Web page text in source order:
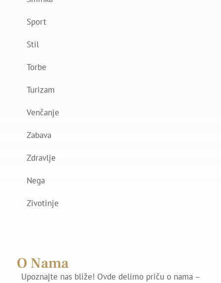
Sport
Stil
Torbe
Turizam
Venčanje
Zabava
Zdravlje
Nega
Zivotinje
O Nama
Upoznajte nas bliže! Ovde delimo priču o nama –